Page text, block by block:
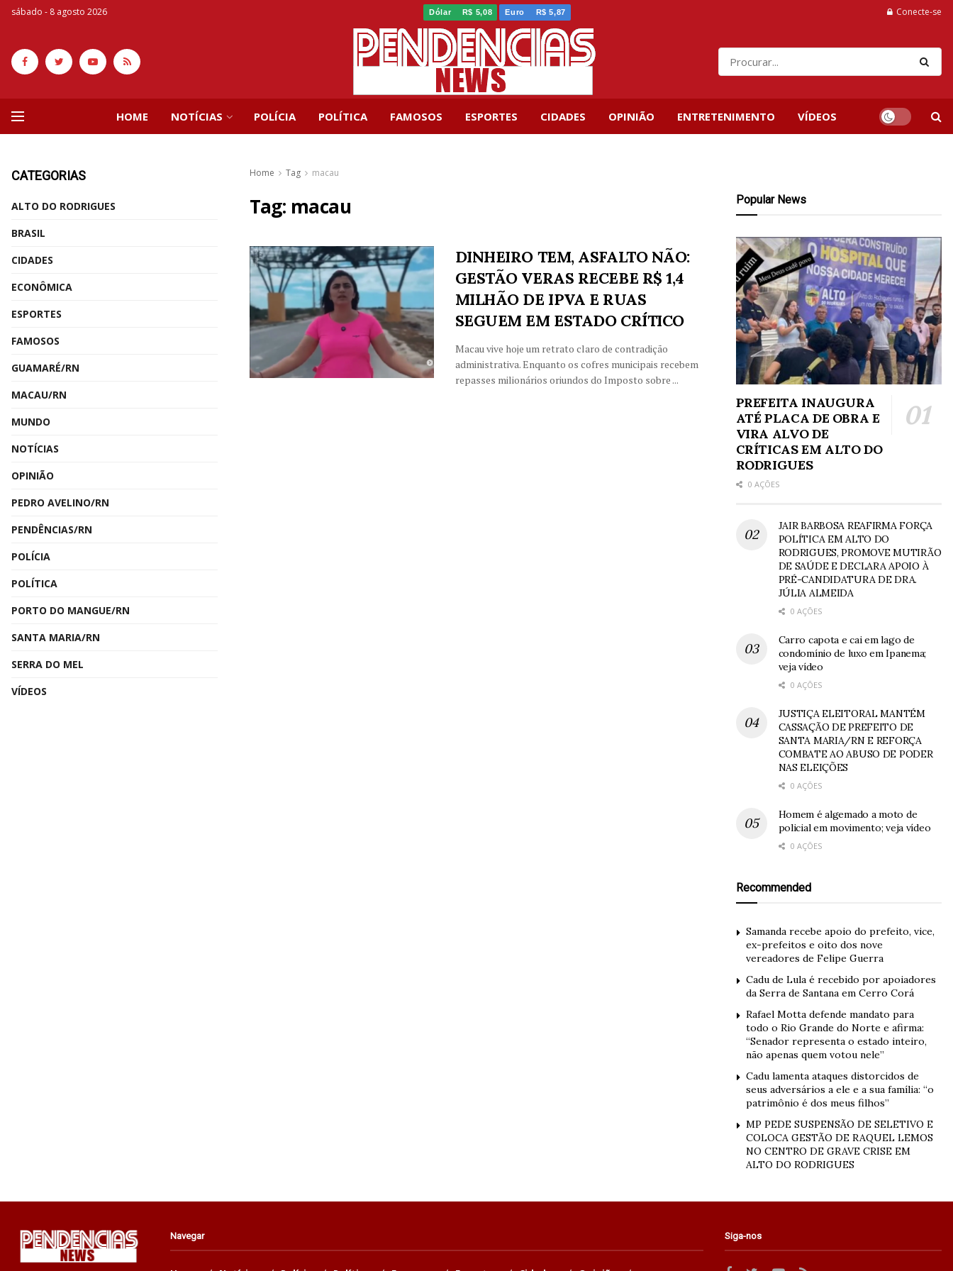
sábado - 8 agosto 2026 Dólar R$ 5,08 Euro R$ 5,87 Conecte-se
HOME NOTÍCIAS POLÍCIA POLÍTICA FAMOSOS ESPORTES CIDADES OPINIÃO ENTRETENIMENTO VÍDEOS
Home Tag macau
Tag: macau
DINHEIRO TEM, ASFALTO NÃO:
GESTÃO VERAS RECEBE R$ 1,4
MILHÃO DE IPVA E RUAS
SEGUEM EM ESTADO CRÍTICO
Macau vive hoje um retrato claro de contradição
administrativa. Enquanto os cofres municipais recebem
repasses milionários oriundos do Imposto sobre ...
CATEGORIAS
ALTO DO RODRIGUES
BRASIL
CIDADES
ECONÔMICA
ESPORTES
FAMOSOS
GUAMARÉ/RN
MACAU/RN
MUNDO
NOTÍCIAS
OPINIÃO
PEDRO AVELINO/RN
PENDÊNCIAS/RN
POLÍCIA
POLÍTICA
PORTO DO MANGUE/RN
SANTA MARIA/RN
SERRA DO MEL
VÍDEOS
Popular News
PREFEITA INAUGURA
ATÉ PLACA DE OBRA E
VIRA ALVO DE
CRÍTICAS EM ALTO DO
RODRIGUES
0 AÇÕES
JAIR BARBOSA REAFIRMA FORÇA
POLÍTICA EM ALTO DO
RODRIGUES, PROMOVE MUTIRÃO
DE SAÚDE E DECLARA APOIO À
PRÉ-CANDIDATURA DE DRA.
JÚLIA ALMEIDA
0 AÇÕES
Carro capota e cai em lago de
condomínio de luxo em Ipanema;
veja vídeo
0 AÇÕES
JUSTIÇA ELEITORAL MANTÉM
CASSAÇÃO DE PREFEITO DE
SANTA MARIA/RN E REFORÇA
COMBATE AO ABUSO DE PODER
NAS ELEIÇÕES
0 AÇÕES
Homem é algemado a moto de
policial em movimento; veja vídeo
0 AÇÕES
Recommended
Samanda recebe apoio do prefeito, vice,
ex-prefeitos e oito dos nove
vereadores de Felipe Guerra
Cadu de Lula é recebido por apoiadores
da Serra de Santana em Cerro Corá
Rafael Motta defende mandato para
todo o Rio Grande do Norte e afirma:
“Senador representa o estado inteiro,
não apenas quem votou nele”
Cadu lamenta ataques distorcidos de
seus adversários a ele e a sua família: “o
patrimônio é dos meus filhos”
MP PEDE SUSPENSÃO DE SELETIVO E
COLOCA GESTÃO DE RAQUEL LEMOS
NO CENTRO DE GRAVE CRISE EM
ALTO DO RODRIGUES
Navegar Siga-nos